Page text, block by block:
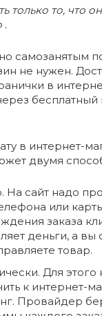
только то, что
.
самозанятым
не нужен.
в
бесплатный
в интернет-
двумя
На сайт надо
или
заказа
деньги, а вы
товар.
Для этого
к интернет-
Провайдер